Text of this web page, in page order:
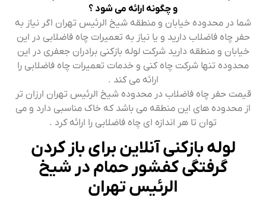
و چگونه ارائه می شود ؟
شما در محدوده خیابان و منطقه شیخ الرئیس تهران اگر نیاز به
حفر چاه فاضلاب دارید و یا نیاز به تعمیرات چاه فاضلابی در این
خیابان و منطقه دارید شرکت لوله بازکنی برادران جعفری در این
محدوده تنها شرکت چاه کنی و خدمات تعمیرات چاه فاضلابی را
ارائه می کند .
قیمت حفر چاه فاضلاب در محدوده شیخ الرئیس تهران ارزان تر
از محدوده های این منطقه می باشد که خاک مناسبی دارد و می
توان تا هر اندازه ای چاه فاضلابی را ارائه کرد .
لوله بازکنی آنلاین برای باز کردن
گرفتگی کفشور حمام در شیخ
الرئیس تهران